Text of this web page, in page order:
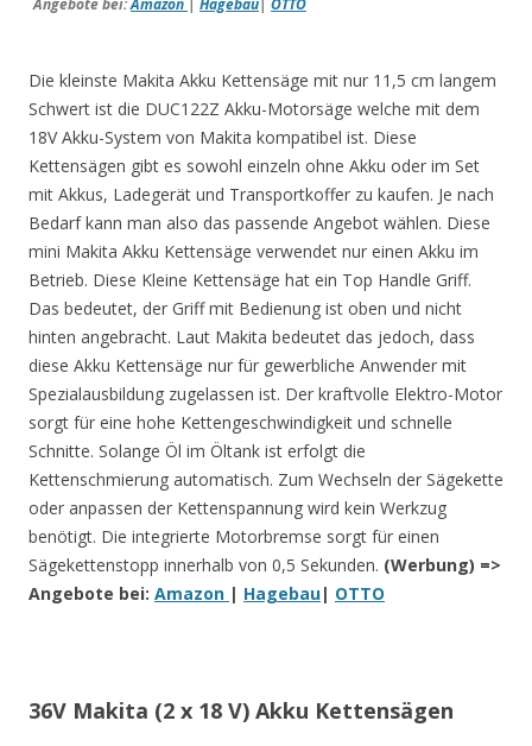
Angebote bei:Amazon | Hagebau| OTTO
Die kleinste Makita Akku Kettensäge mit nur 11,5 cm langem
Schwert ist die DUC122Z Akku-Motorsäge welche mit dem
18V Akku-System von Makita kompatibel ist. Diese
Kettensägen gibt es sowohl einzeln ohne Akku oder im Set
mit Akkus, Ladegerät und Transportkoffer zu kaufen. Je nach
Bedarf kann man also das passende Angebot wählen. Diese
mini Makita Akku Kettensäge verwendet nur einen Akku im
Betrieb. Diese Kleine Kettensäge hat ein Top Handle Griff.
Das bedeutet, der Griff mit Bedienung ist oben und nicht
hinten angebracht. Laut Makita bedeutet das jedoch, dass
diese Akku Kettensäge nur für gewerbliche Anwender mit
Spezialausbildung zugelassen ist. Der kraftvolle Elektro-Motor
sorgt für eine hohe Kettengeschwindigkeit und schnelle
Schnitte. Solange Öl im Öltank ist erfolgt die
Kettenschmierung automatisch. Zum Wechseln der Sägekette
oder anpassen der Kettenspannung wird kein Werkzug
benötigt. Die integrierte Motorbremse sorgt für einen
Sägekettenstopp innerhalb von 0,5 Sekunden. (Werbung) =>
Angebote bei: Amazon | Hagebau| OTTO
36V Makita (2 x 18 V) Akku Kettensägen